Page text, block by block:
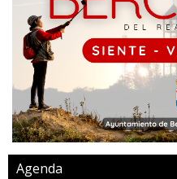
Agenda